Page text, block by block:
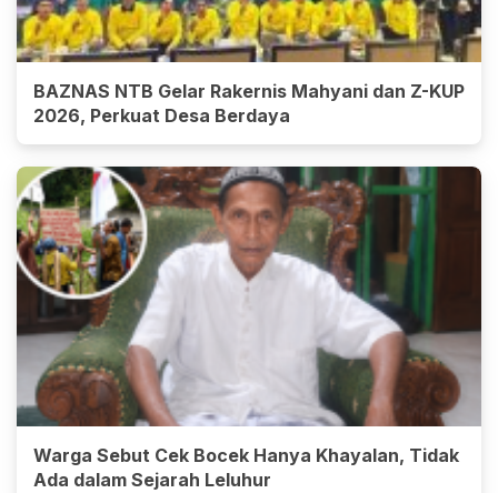
BAZNAS NTB Gelar Rakernis Mahyani dan Z-KUP
2026, Perkuat Desa Berdaya
Warga Sebut Cek Bocek Hanya Khayalan, Tidak
Ada dalam Sejarah Leluhur